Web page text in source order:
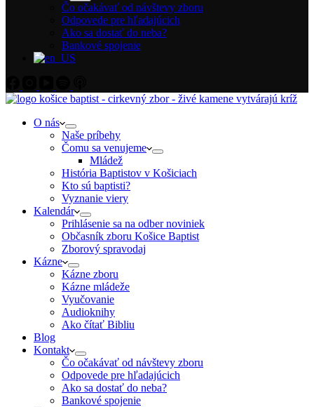
Čo očakávať od návštevy zboru
Odpovede pre hľadajúcich
Ako sa dostať do neba?
Bankové spojenie
O nás
Naše príbehy
Čomu sa venujeme
Mládež
História Baptistov v Košiciach
Kto sú baptisti?
Vyznanie viery
Kalendár
Prihlásenie sa na odber noviniek
Občasník zboru Košice Baptist
Zborový spravodaj
Kázne
Kázne zboru
Kázne mládeže
Vyučovanie
Audioknihy
Ako čítať Bibliu
Blog
Kontakt
Čo očakávať od návštevy zboru
Odpovede pre hľadajúcich
Ako sa dostať do neba?
Bankové spojenie